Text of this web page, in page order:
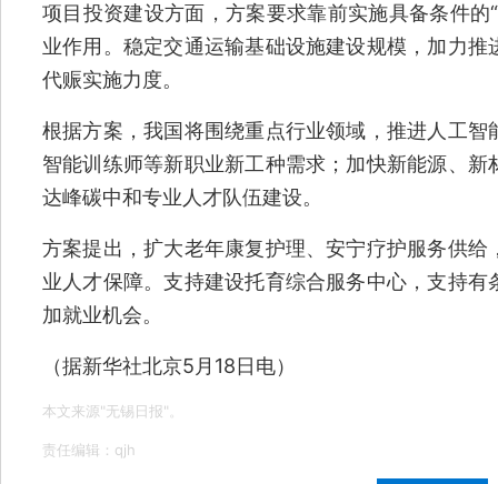
项目投资建设方面，方案要求靠前实施具备条件
业作用。稳定交通运输基础设施建设规模，加力
代赈实施力度。
根据方案，我国将围绕重点行业领域，推进人工
智能训练师等新职业新工种需求；加快新能源、
达峰碳中和专业人才队伍建设。
方案提出，扩大老年康复护理、安宁疗护服务供
业人才保障。支持建设托育综合服务中心，支持
加就业机会。
（据新华社北京5月18日电）
本文来源"无锡日报"。
责任编辑：qjh